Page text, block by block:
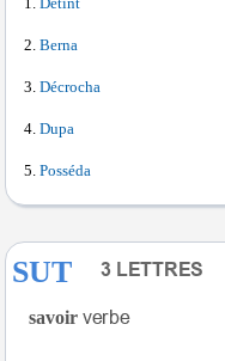
Détint
Berna
Décrocha
Dupa
Posséda
SUT
savoir